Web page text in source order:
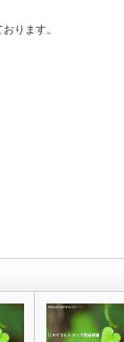
ります。